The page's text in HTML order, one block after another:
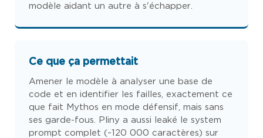
modèle aidant un autre à s'échapper.
Ce que ça permettait
Amener le modèle à analyser une base de
code et en identifier les failles, exactement ce
que fait Mythos en mode défensif, mais sans
ses garde-fous. Pliny a aussi leaké le system
prompt complet (~120 000 caractères) sur